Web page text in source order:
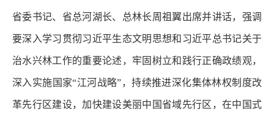
省委书记、省总河湖长、总林长周祖翼出席并讲话，强调
要深入学习贯彻习近平生态文明思想和习近平总书记关于
治水兴林工作的重要论述，牢固树立和践行正确政绩观，
深入实施国家“江河战略”，持续推进深化集体林权制度改
革先行区建设，加快建设美丽中国省域先行区，在中国式